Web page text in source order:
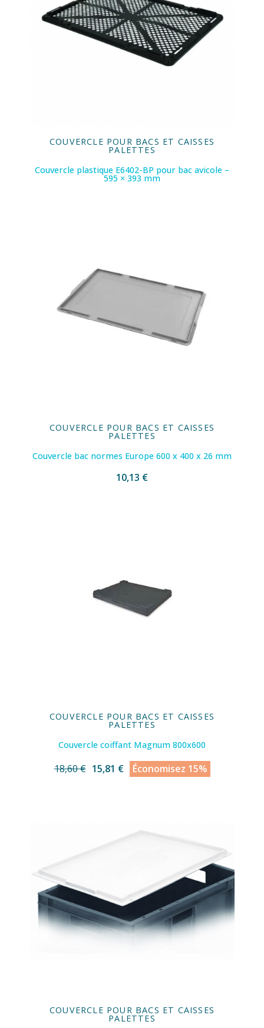
COUVERCLE POUR BACS ET CAISSES
PALETTES
Couvercle plastique E6402-BP pour bac avicole –
595 × 393 mm
COUVERCLE POUR BACS ET CAISSES
PALETTES
Couvercle bac normes Europe 600 x 400 x 26 mm
10,13 €
COUVERCLE POUR BACS ET CAISSES
PALETTES
Couvercle coiffant Magnum 800x600
18,60 € 15,81 € Économisez 15%
COUVERCLE POUR BACS ET CAISSES
PALETTES